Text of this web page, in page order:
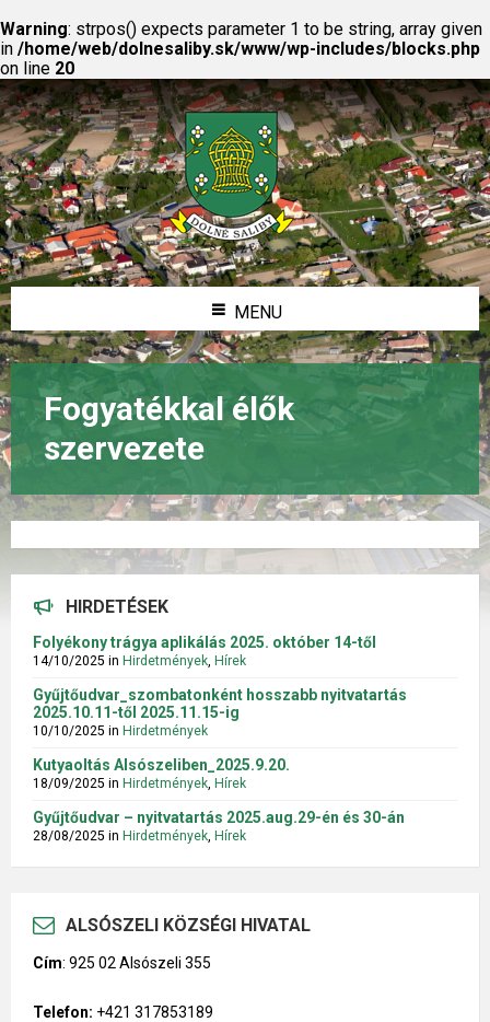
Warning: strpos() expects parameter 1 to be string, array given
in /home/web/dolnesaliby.sk/www/wp-includes/blocks.php
on line 20
MENU
Fogyatékkal élők
szervezete
HIRDETÉSEK
Folyékony trágya aplikálás 2025. október 14-től
14/10/2025 in Hirdetmények, Hírek
Gyűjtőudvar_szombatonként hosszabb nyitvatartás
2025.10.11-től 2025.11.15-ig
10/10/2025 in Hirdetmények
Kutyaoltás Alsószeliben_2025.9.20.
18/09/2025 in Hirdetmények, Hírek
Gyűjtőudvar – nyitvatartás 2025.aug.29-én és 30-án
28/08/2025 in Hirdetmények, Hírek
ALSÓSZELI KÖZSÉGI HIVATAL
Cím: 925 02 Alsószeli 355
Telefon: +421 317853189